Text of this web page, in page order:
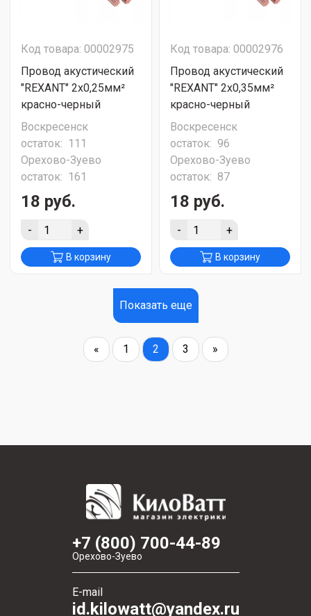
Код товара: 00002975
Провод акустический
"REXANT" 2х0,25мм²
красно-черный
Воскресенск
остаток: 111
Орехово-Зуево
остаток: 161
18 руб.
- +
В корзину
Код товара: 00002976
Провод акустический
"REXANT" 2х0,35мм²
красно-черный
Воскресенск
остаток: 96
Орехово-Зуево
остаток: 87
18 руб.
- +
В корзину
Показать еще
« 1 2 3 »
+7 (800) 700-44-89
Орехово-Зуево
E-mail
id.kilowatt@yandex.ru